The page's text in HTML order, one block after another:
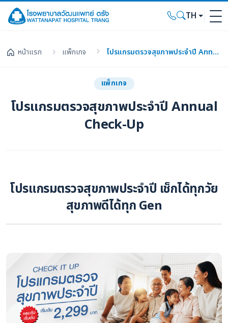
TH
หน้าแรก แพ็กเกจ โปรแกรมตรวจสุขภาพประจำปี Annual Check-Up
แพ็กเกจ
โปรแกรมตรวจสุขภาพประจำปี Annual
Check-Up
โปรแกรมตรวจสุขภาพประจำปี เช็กได้ทุกวัย
สุขภาพดีได้ทุก Gen